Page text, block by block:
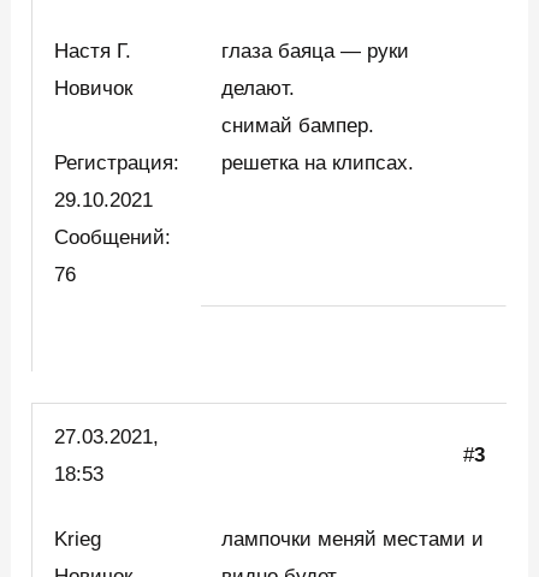
Настя Г.
Новичок
Регистрация:
29.10.2021
Сообщений:
76
глаза баяца — руки
делают.
снимай бампер.
решетка на клипсах.
27.03.2021,
18:53
#3
Krieg
лампочки меняй местами и